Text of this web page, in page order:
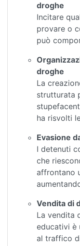
droghe
Incitare
provare o
può
droghe
La
strutturata
ha risvolti
Evasione
I detenuti
che
affrontano
Vendita di
La vendita
educativi è
al traffico